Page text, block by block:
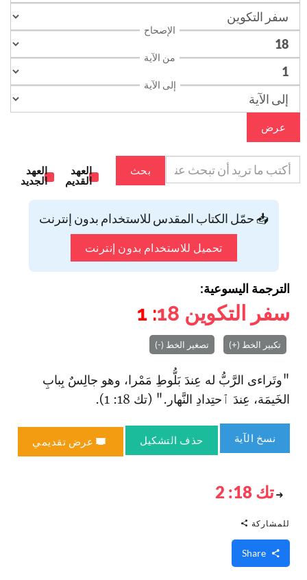
الإصحاح
من الآية
إلى الآية
عرض
بحث
العهد
القديم
العهد
الجديد
📥 حمّل الكتاب المقدس للاستخدام بدون إنترنت
تحميل للاستخدام بدون إنترنت
الترجمة اليسوعية:
سفر التكوين 18
: 1
تكبير الخط (+) تصغير الخط (-)
"وتَراءى الرَّبُّ له عِندَ بَلُّوطِ مَمْرا، وهو جالِسٌ بِبابِ
الخَيمَة، عِندَ ٱحتِدادِ النَّهار." (تك 18: 1).
نسخ الآية حذف التشكيل عرض تقديمي
تك 18: 2
للمشاركة